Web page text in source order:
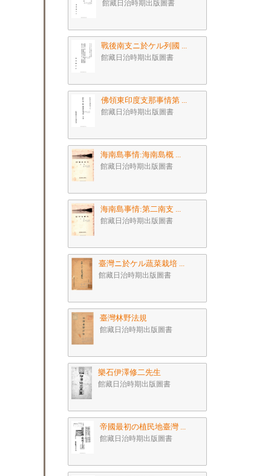
館藏日治時期出版圖書
戰後南支ニ於ケル列國 ...
館藏日治時期出版圖書
佛領東印度支那事情第 ...
館藏日治時期出版圖書
海南島事情:海南島概 ...
館藏日治時期出版圖書
海南島事情:第二南支 ...
館藏日治時期出版圖書
臺灣ニ於ケル蔬菜栽培 ...
館藏日治時期出版圖書
臺灣林野法規
館藏日治時期出版圖書
樂石伊澤修二先生
館藏日治時期出版圖書
帝國最初の植民地臺灣 ...
館藏日治時期出版圖書